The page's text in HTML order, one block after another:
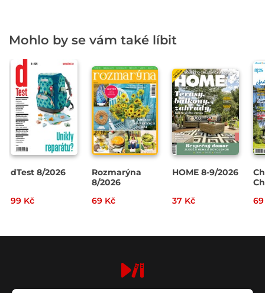
Mohlo by se vám také líbit
dTest 8/2026
99 Kč
Rozmarýna
8/2026
69 Kč
HOME 8-9/2026
37 Kč